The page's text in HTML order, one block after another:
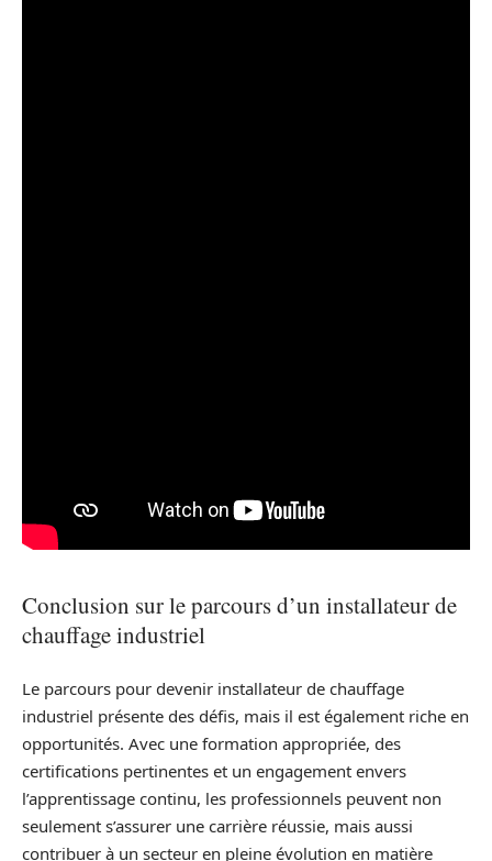
Conclusion sur le parcours d’un installateur de
chauffage industriel
Le parcours pour devenir installateur de chauffage
industriel présente des défis, mais il est également riche en
opportunités. Avec une formation appropriée, des
certifications pertinentes et un engagement envers
l’apprentissage continu, les professionnels peuvent non
seulement s’assurer une carrière réussie, mais aussi
contribuer à un secteur en pleine évolution en matière